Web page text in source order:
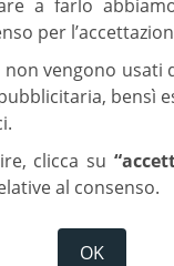
a farlo
per
vengono usati
bensì
clicca su
al consenso.
OK